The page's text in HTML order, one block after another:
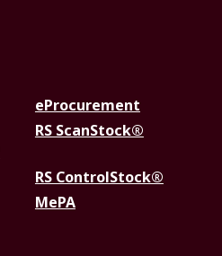
eProcurement
RS ScanStock®
RS ControlStock®
MePA